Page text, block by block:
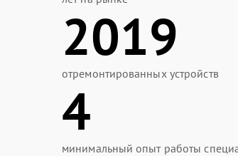
2019
отремонтированных устройств
4
минимальный опыт работы